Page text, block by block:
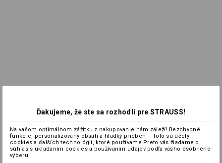
Ďakujeme, že ste sa rozhodli pre STRAUSS!
Na vašom optimálnom zážitku z nakupovanie nám záleží! Bezchybné
funkcie, personalizovaný obsah a hladký priebeh – Toto sú účely
cookies a ďalších technológií, ktoré používame.Preto vás žiadame o
súhlas s ukladaním cookies a používaním údajov podľa vášho osobného
výberu.